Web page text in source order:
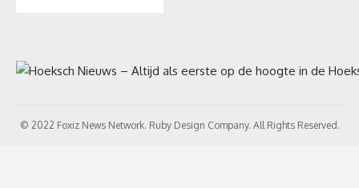
© 2022 Foxiz News Network. Ruby Design Company. All Rights Reserved.